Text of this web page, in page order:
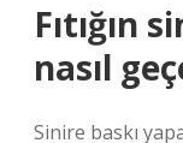
Fıtığın
nasıl
Sinire baskı